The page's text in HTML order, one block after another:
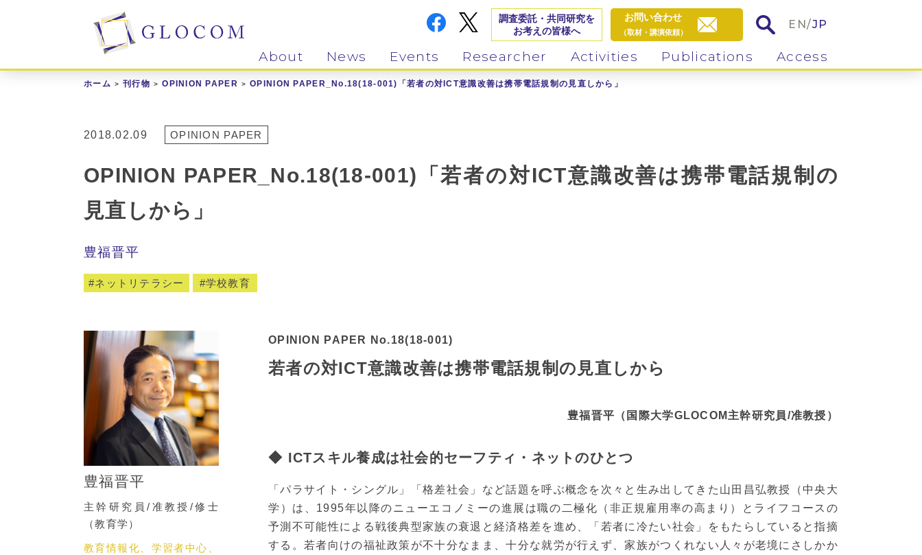
調査委託・共同研究を
お考えの皆様へ
お問い合わせ
（取材・講演依頼）
EN/JP
About News Events Researcher Activities Publications Access
ホーム 刊行物 OPINION PAPER OPINION PAPER_No.18(18-001)「若者の対ICT意識改善は携帯電話規制の見直しから」
2018.02.09 OPINION PAPER
OPINION PAPER_No.18(18-001)「若者の対ICT意識改善は携帯電話規制の
見直しから」
豊福晋平
ネットリテラシー 学校教育
OPINION PAPER No.18(18-001)
若者の対ICT意識改善は携帯電話規制の見直しから
豊福晋平（国際大学GLOCOM主幹研究員/准教授）
◆ ICTスキル養成は社会的セーフティ・ネットのひとつ
「パラサイト・シングル」「格差社会」など話題を呼ぶ概念を次々と生み出してきた山田昌弘教授（中央大
学）は、1995年以降のニューエコノミーの進展は職の二極化（非正規雇用率の高まり）とライフコースの
予測不可能性による戦後典型家族の衰退と経済格差を進め、「若者に冷たい社会」をもたらしていると指摘
する。若者向けの福祉政策が不十分なまま、十分な就労が行えず、家族がつくれない人々が老境にさしかか
豊福晋平
主幹研究員/准教授/修士
（教育学）
教育情報化、学習者中心、